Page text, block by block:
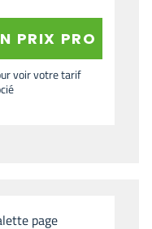
PRIX PRO
voir votre tarif